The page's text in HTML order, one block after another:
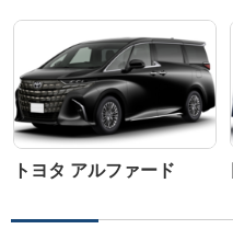
トヨタ アルファード